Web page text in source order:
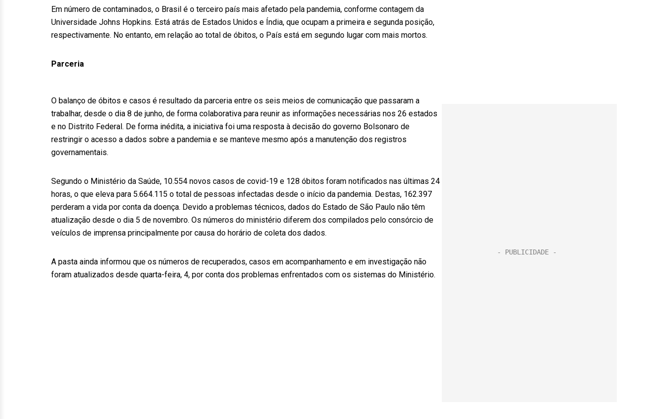
Em número de contaminados, o Brasil é o terceiro país mais afetado pela pandemia, conforme contagem da
Universidade Johns Hopkins. Está atrás de Estados Unidos e Índia, que ocupam a primeira e segunda posição,
respectivamente. No entanto, em relação ao total de óbitos, o País está em segundo lugar com mais mortos.
Parceria
O balanço de óbitos e casos é resultado da parceria entre os seis meios de comunicação que passaram a
trabalhar, desde o dia 8 de junho, de forma colaborativa para reunir as informações necessárias nos 26 estados
e no Distrito Federal. De forma inédita, a iniciativa foi uma resposta à decisão do governo Bolsonaro de
restringir o acesso a dados sobre a pandemia e se manteve mesmo após a manutenção dos registros
governamentais.
Segundo o Ministério da Saúde, 10.554 novos casos de covid-19 e 128 óbitos foram notificados nas últimas 24
horas, o que eleva para 5.664.115 o total de pessoas infectadas desde o início da pandemia. Destas, 162.397
perderam a vida por conta da doença. Devido a problemas técnicos, dados do Estado de São Paulo não têm
atualização desde o dia 5 de novembro. Os números do ministério diferem dos compilados pelo consórcio de
veículos de imprensa principalmente por causa do horário de coleta dos dados.
A pasta ainda informou que os números de recuperados, casos em acompanhamento e em investigação não
foram atualizados desde quarta-feira, 4, por conta dos problemas enfrentados com os sistemas do Ministério.